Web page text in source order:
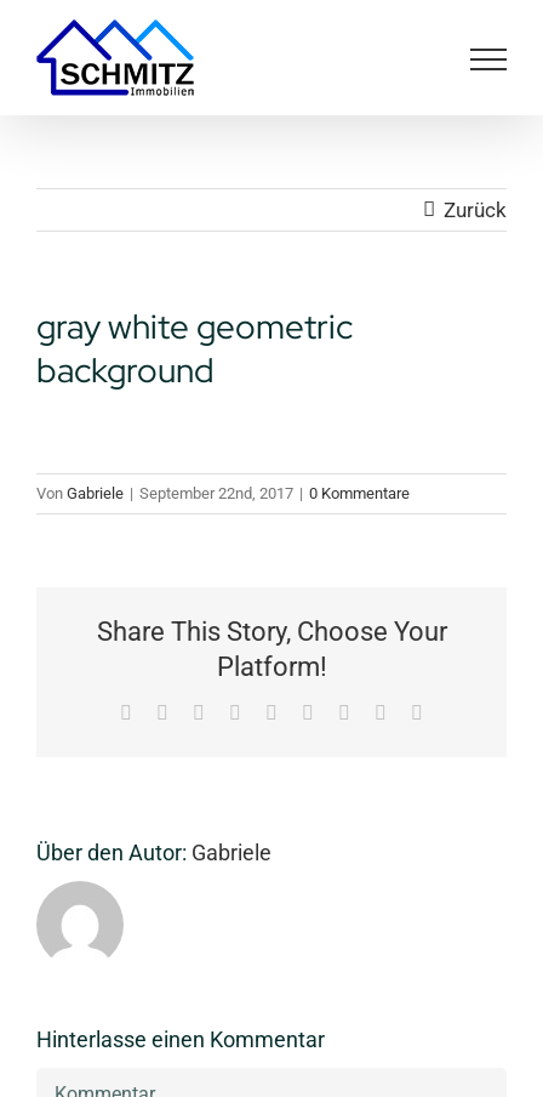
Inhalt
springen
Zurück
gray white geometric
background
Von Gabriele | September 22nd, 2017 | 0 Kommentare
Share This Story, Choose Your
Platform!
Facebook Reddit LinkedInWhatsApp
TumblrPinterest
Über den Autor: Gabriele
Hinterlasse einen Kommentar
Kommentar